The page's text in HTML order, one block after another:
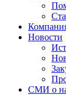
Новости
СМИ о